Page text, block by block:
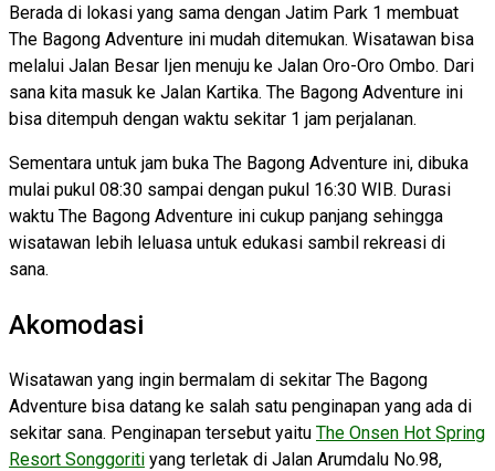
Berada di lokasi yang sama dengan Jatim Park 1 membuat
The Bagong Adventure ini mudah ditemukan. Wisatawan bisa
melalui Jalan Besar Ijen menuju ke Jalan Oro-Oro Ombo. Dari
sana kita masuk ke Jalan Kartika. The Bagong Adventure ini
bisa ditempuh dengan waktu sekitar 1 jam perjalanan.
Sementara untuk jam buka The Bagong Adventure ini, dibuka
mulai pukul 08:30 sampai dengan pukul 16:30 WIB. Durasi
waktu The Bagong Adventure ini cukup panjang sehingga
wisatawan lebih leluasa untuk edukasi sambil rekreasi di
sana.
Akomodasi
Wisatawan yang ingin bermalam di sekitar The Bagong
Adventure bisa datang ke salah satu penginapan yang ada di
sekitar sana. Penginapan tersebut yaitu The Onsen Hot Spring
Resort Songgoriti yang terletak di Jalan Arumdalu No.98,